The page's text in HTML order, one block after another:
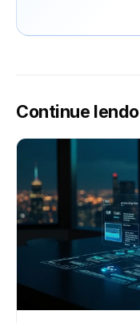
Continue lendo